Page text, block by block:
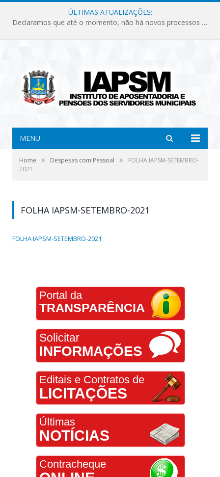
ÚLTIMAS ATUALIZAÇÕES:
Declaramos que até o momento, não há novos processos licitatórios para o Instituto de Previdência no ano de 2026.
MENU
Home » Despesas com Pessoal »
FOLHA IAPSM-SETEMBRO-
2021
FOLHA IAPSM-SETEMBRO-2021
FOLHA IAPSM-SETEMBRO-2021
Portal da
TRANSPARÊNCIA
Solicitar
INFORMAÇÕES
Editais e Contratos de
LICITAÇÕES
Últimas
NOTÍCIAS
Contracheque